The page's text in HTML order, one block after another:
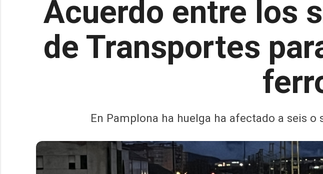
Acuerdo entre los
de Transportes
En Pamplona ha huelga ha afectado a seis